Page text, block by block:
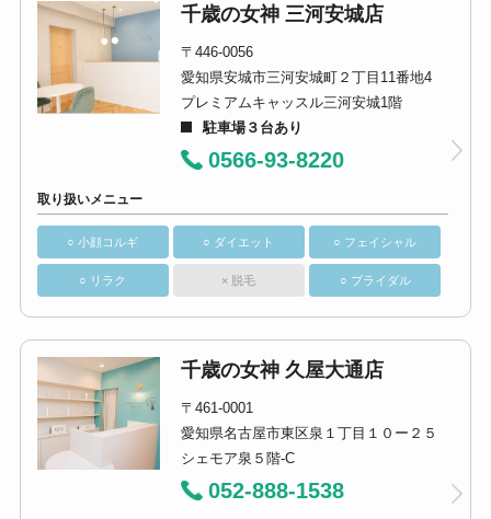
千歳の女神 三河安城店
〒446-0056
愛知県安城市三河安城町２丁目11番地4
プレミアムキャッスル三河安城1階
駐車場３台あり
0566-93-8220
取り扱いメニュー
○ 小顔コルギ ○ ダイエット ○ フェイシャル
○ リラク × 脱毛 ○ ブライダル
千歳の女神 久屋大通店
〒461-0001
愛知県名古屋市東区泉１丁目１０ー２５
シェモア泉５階-C
052-888-1538